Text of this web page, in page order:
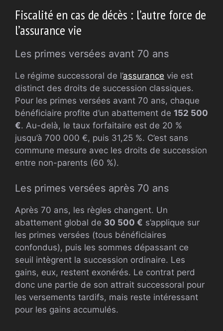
Fiscalité en cas de décès : l’autre force de
l’assurance vie
Les primes versées avant 70 ans
Le régime successoral de l’assurance vie est
distinct des droits de succession classiques.
Pour les primes versées avant 70 ans, chaque
bénéficiaire profite d’un abattement de 152 500
€. Au-delà, le taux forfaitaire est de 20 %
jusqu’à 700 000 €, puis 31,25 %. C’est sans
commune mesure avec les droits de succession
entre non-parents (60 %).
Les primes versées après 70 ans
Après 70 ans, les règles changent. Un
abattement global de 30 500 € s’applique sur
les primes versées (tous bénéficiaires
confondus), puis les sommes dépassant ce
seuil intègrent la succession ordinaire. Les
gains, eux, restent exonérés. Le contrat perd
donc une partie de son attrait successoral pour
les versements tardifs, mais reste intéressant
pour les gains accumulés.